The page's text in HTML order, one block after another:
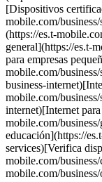
[Dispositivos
mobile.com/
(https://es.t-
general](https://es.t-
para empresas
mobile.com/
business-
mobile.com/
internet)[Internet
mobile.com/
educación](https://
services)[Verifica
mobile.com/
mobile.com/